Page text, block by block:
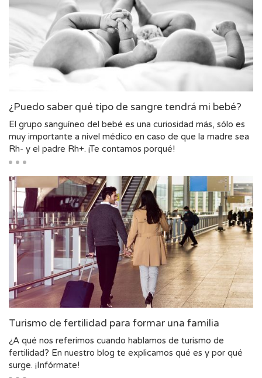
¿Puedo saber qué tipo de sangre tendrá mi bebé?
El grupo sanguíneo del bebé es una curiosidad más, sólo es
muy importante a nivel médico en caso de que la madre sea
Rh- y el padre Rh+. ¡Te contamos porqué!
Turismo de fertilidad para formar una familia
¿A qué nos referimos cuando hablamos de turismo de
fertilidad? En nuestro blog te explicamos qué es y por qué
surge. ¡Infórmate!